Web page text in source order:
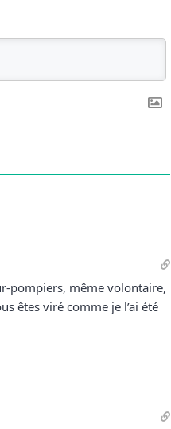
pompiers, même volontaire,
êtes viré comme je l’ai été